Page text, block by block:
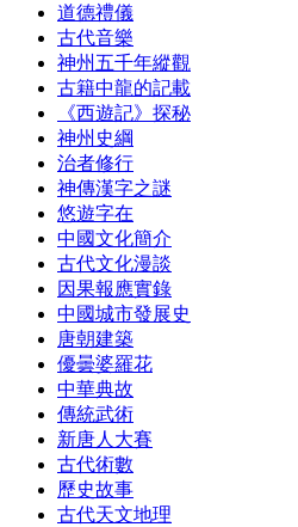
道德禮儀
古代音樂
神州五千年縱觀
古籍中龍的記載
《西遊記》探秘
神州史綱
治者修行
神傳漢字之謎
悠遊字在
中國文化簡介
古代文化漫談
因果報應實錄
中國城市發展史
唐朝建築
優曇婆羅花
中華典故
傳統武術
新唐人大賽
古代術數
歷史故事
古代天文地理